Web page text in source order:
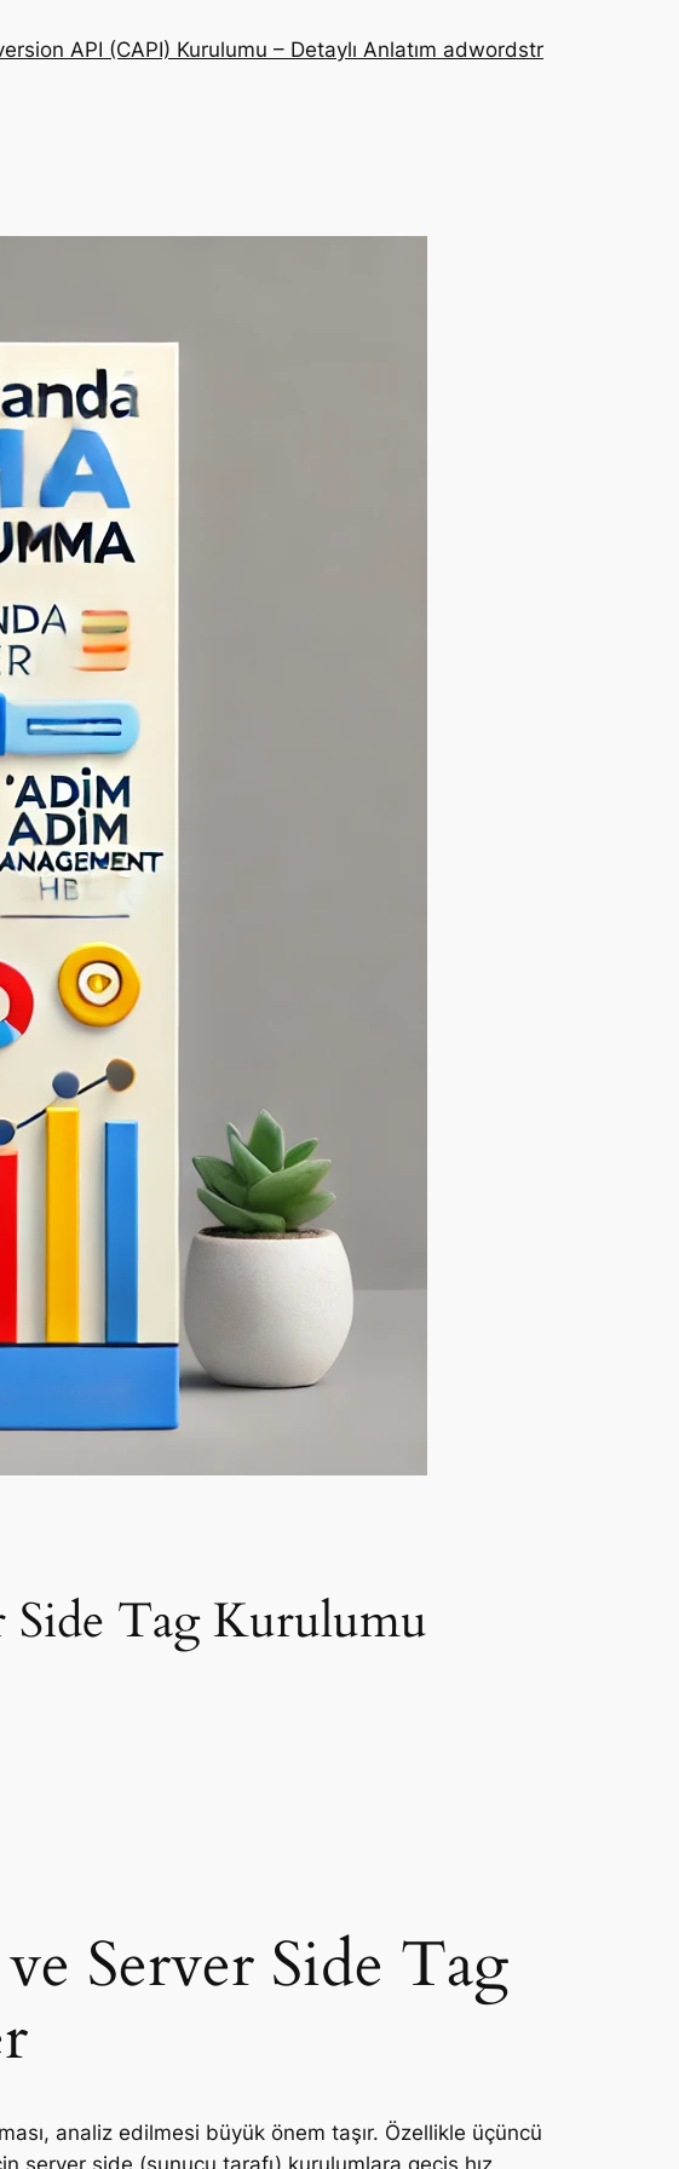
API (CAPI) Kurulumu – Detaylı Anlatım adwordstr
Side Tag Kurulumu
Server Side Tag
analiz edilmesi büyük önem taşır. Özellikle üçüncü